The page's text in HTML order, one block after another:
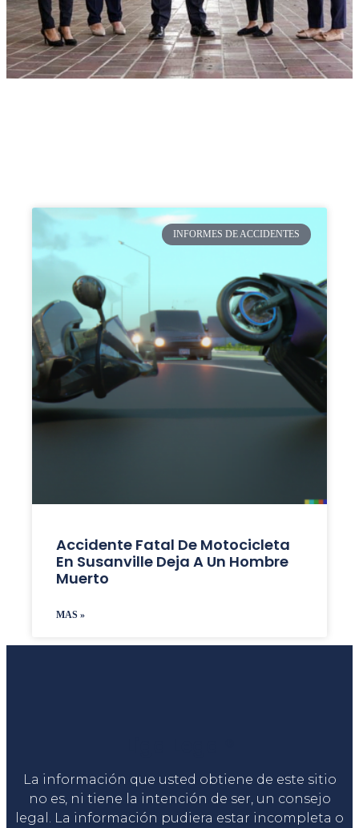
INFORMES DE ACCIDENTES
Accidente Fatal De Motocicleta
En Susanville Deja A Un Hombre
Muerto
MAS »
La información que usted obtiene de este sitio
no es, ni tiene la intención de ser, un consejo
legal. La información pudiera estar incompleta o